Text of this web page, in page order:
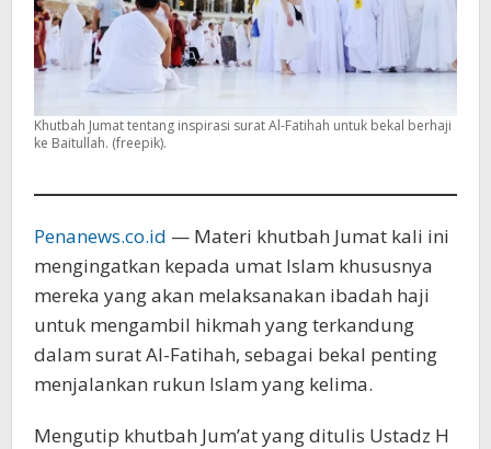
Khutbah Jumat tentang inspirasi surat Al-Fatihah untuk bekal berhaji
ke Baitullah. (freepik).
Penanews.co.id — Materi khutbah Jumat kali ini
mengingatkan kepada umat Islam khususnya
mereka yang akan melaksanakan ibadah haji
untuk mengambil hikmah yang terkandung
dalam surat Al-Fatihah, sebagai bekal penting
menjalankan rukun Islam yang kelima.
Mengutip khutbah Jum’at yang ditulis Ustadz H